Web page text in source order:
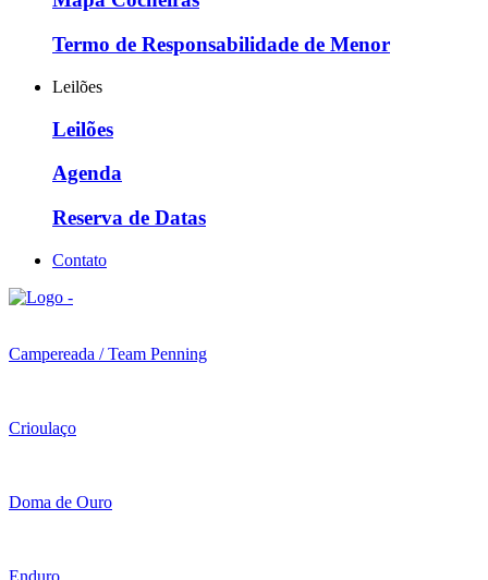
Termo de Responsabilidade de Menor
Leilões
Leilões
Agenda
Reserva de Datas
Contato
Campereada / Team Penning
Crioulaço
Doma de Ouro
Enduro